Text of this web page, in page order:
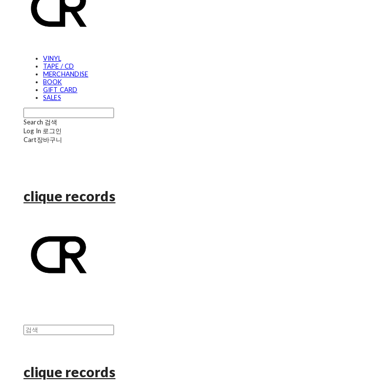
VINYL
TAPE / CD
MERCHANDISE
BOOK
GIFT CARD
SALES
Search 검색
Log In 로그인
Cart장바구니
clique records
clique records